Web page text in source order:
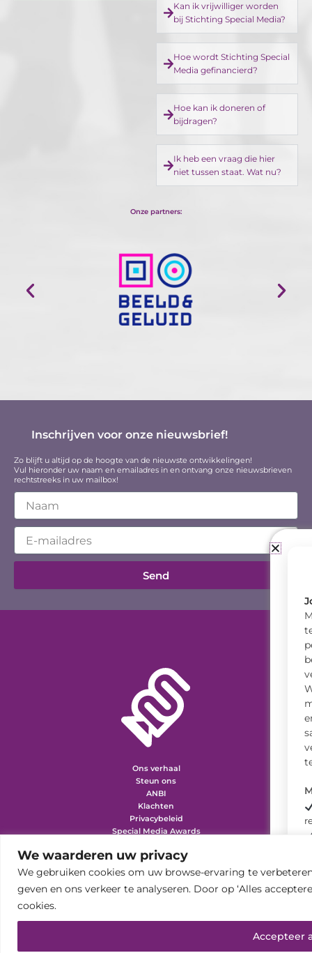
We waarderen uw privacy
We gebruiken cookies om uw browse-ervaring te
geven en ons verkeer te analyseren. Door op ‘Alles
cookies.
Accepteer
Kan ik vrijwilliger worden
bij Stichting Special Media?
Hoe wordt Stichting Special
Media gefinancierd?
Hoe kan ik doneren of
bijdragen?
Ik heb een vraag die hier
niet tussen staat. Wat nu?
Onze partners:
Inschrijven voor onze nieuwsbrief!
Zo blijft u altijd op de hoogte van de nieuwste ontwikkelingen!
Vul hieronder uw naam en emailadres in en ontvang onze nieuwsbrieven
rechtstreeks in uw mailbox!
N
m
E
a
l
Send
Ons verhaal
Steun ons
ANBI
Klachten
Privacybeleid
Special Media Awards